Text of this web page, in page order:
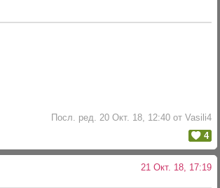
Посл. ред. 20 Окт. 18, 12:40 от Vasili4
4
21 Окт. 18, 17:19